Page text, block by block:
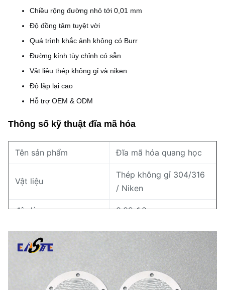
Chiều rộng đường nhỏ tới 0,01 mm
Độ đồng tâm tuyệt vời
Quá trình khắc ảnh không có Burr
Đường kính tùy chỉnh có sẵn
Vật liệu thép không gỉ và niken
Độ lặp lại cao
Hỗ trợ OEM & ODM
Thông số kỹ thuật đĩa mã hóa
Tên sản phẩm Đĩa mã hóa quang học
Vật liệu
Thép không gỉ 304/316
/ Niken
độ dày 0,02-1,0 mm
Sức chịu đựng ±0,005 mm
Chiều rộng dòng tối
thiểu
0,01mm